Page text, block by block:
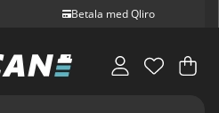
Betala med Qliro
.